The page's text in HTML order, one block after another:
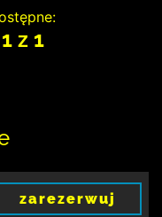
1 z 1
zarezerwuj